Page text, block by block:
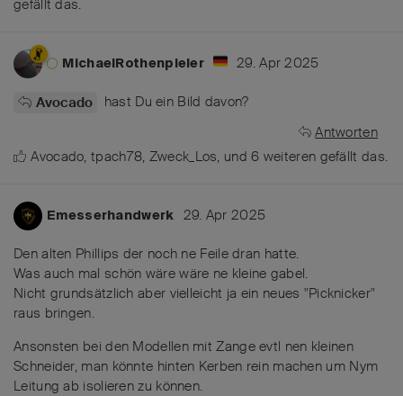
gefällt das.
MichaelRothenpieler 29. Apr 2025
Avocado
hast Du ein Bild davon?
Antworten
Avocado,tpach78, Zweck_Los, und6 weiteren gefällt das.
Emesserhandwerk 29. Apr 2025
Den alten Phillips der noch ne Feile dran hatte.
Was auch mal schön wäre wäre ne kleine gabel.
Nicht grundsätzlich aber vielleicht ja ein neues "Picknicker"
raus bringen.
Ansonsten bei den Modellen mit Zange evtl nen kleinen
Schneider, man könnte hinten Kerben rein machen um Nym
Leitung ab isolieren zu können.